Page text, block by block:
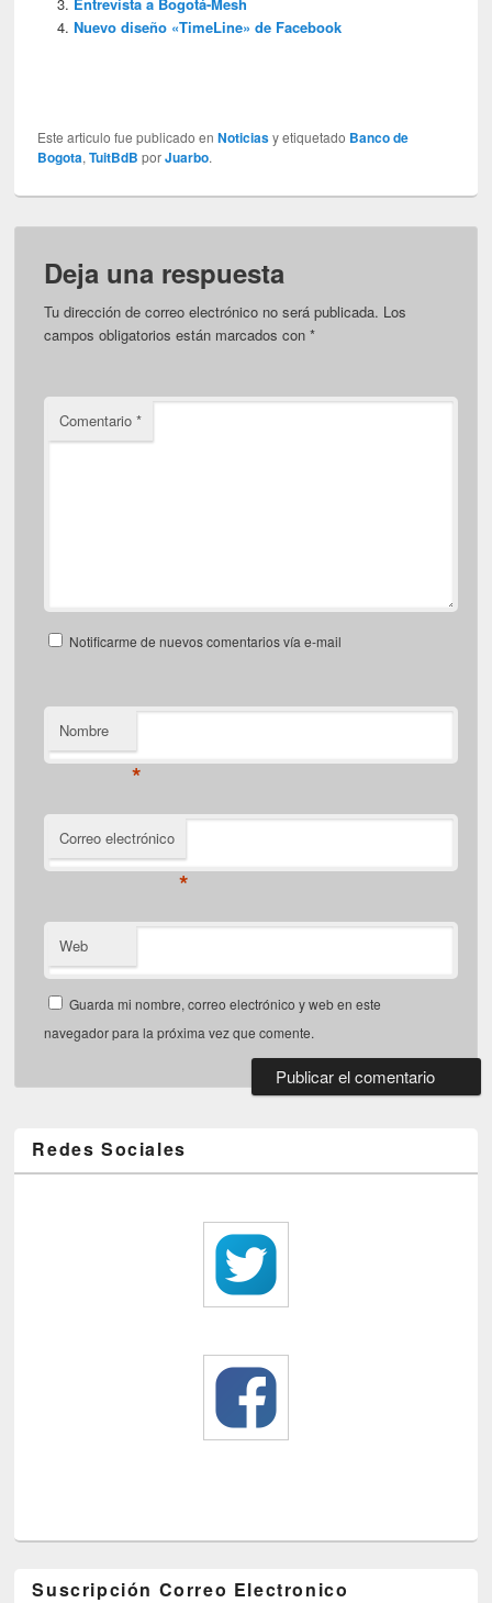
Nuevo diseño «TimeLine» de Facebook
Este articulo fue publicado enNoticiasy etiquetado Banco de
Bogota,TuitBdB porJuarbo.
Deja una respuesta
Tu dirección de correo electrónico no será publicada. Los
campos obligatorios están marcados con*
Comentario*
Notificarme de nuevos comentarios vía e-mail
Nombre
*
Correo electrónico
*
Web
Guarda mi nombre, correo electrónico y web en este
navegador para la próxima vez que comente.
Redes Sociales
Suscripción Correo Electronico